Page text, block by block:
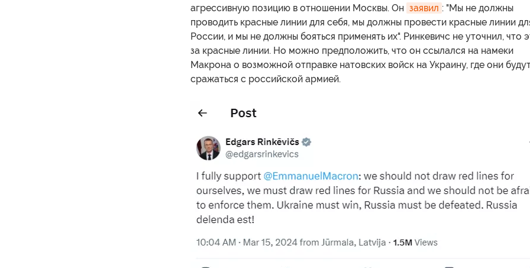
агрессивную позицию в отношении Москвы. Он заявил : "Мы не должны
проводить красные линии для себя, мы должны провести красные линии
России, и мы не должны бояться применять их". Ринкевичс не уточнил, что
за красные линии. Но можно предположить, что он ссылался на намеки
Макрона о возможной отправке натовских войск на Украину, где они
сражаться с российской армией.